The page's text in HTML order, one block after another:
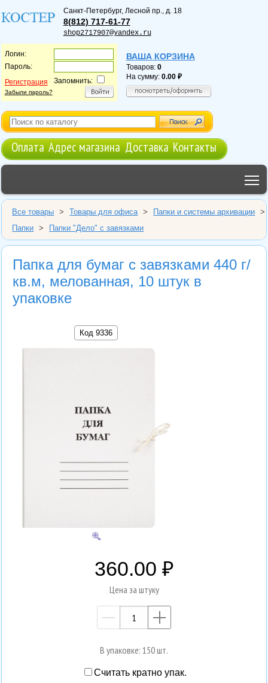
Санкт-Петербург, Лесной пр., д. 18
8(812) 717-61-77
shop2717907@yandex.ru
Логин:
Пароль:
Регистрация
Забыли пароль?
Запомнить:
ВАША КОРЗИНА
Товаров: 0
На сумму: 0.00
Оплата Адрес магазина Доставка Контакты
Все товары > Товары для офиса > Папки и системы архивации
>
Папки
> Папки "Дело" с завязками
Папка для бумаг с завязками 440 г/
кв.м, мелованная, 10 штук в
упаковке
Код 9336
360.00
Цена за штуку
—
В упаковке: 150 шт.
Считать кратно упак.